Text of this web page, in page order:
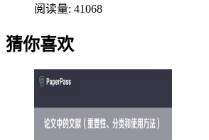
阅读量: 41068
猜你喜欢